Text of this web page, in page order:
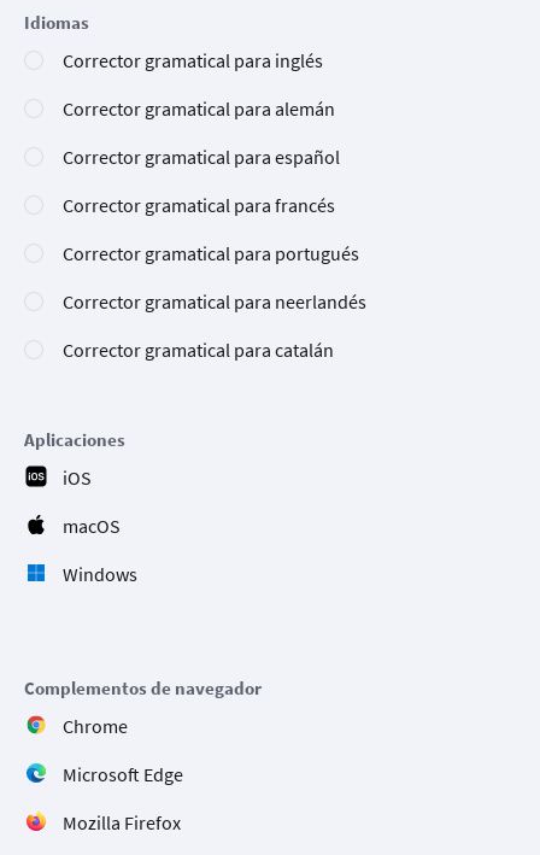
Idiomas
Corrector gramatical para inglés
Corrector gramatical para alemán
Corrector gramatical para español
Corrector gramatical para francés
Corrector gramatical para portugués
Corrector gramatical para neerlandés
Corrector gramatical para catalán
Aplicaciones
iOS
macOS
Windows
Complementos de navegador
Chrome
Microsoft Edge
Mozilla Firefox